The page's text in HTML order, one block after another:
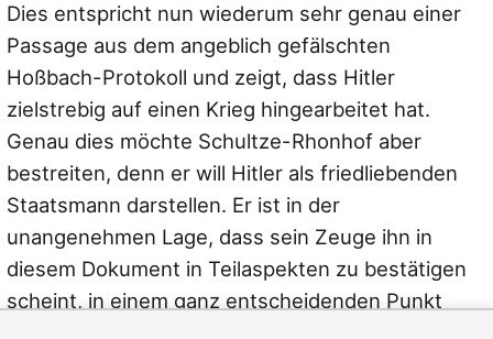
Dies entspricht nun wiederum sehr genau einer
Passage aus dem angeblich gefälschten
Hoßbach-Protokoll und zeigt, dass Hitler
zielstrebig auf einen Krieg hingearbeitet hat.
Genau dies möchte Schultze-Rhonhof aber
bestreiten, denn er will Hitler als friedliebenden
Staatsmann darstellen. Er ist in der
unangenehmen Lage, dass sein Zeuge ihn in
diesem Dokument in Teilaspekten zu bestätigen
scheint, in einem ganz entscheidenden Punkt